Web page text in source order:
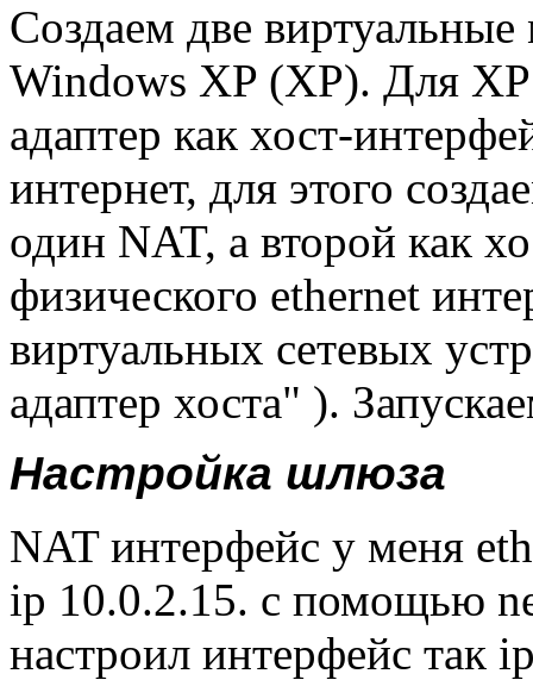
Создаем две
Windows XP (XP). Для
адаптер как хост-
интернет, для этого
один NAT, а второй как
физического ethernet
виртуальных сетевых
адаптер хоста" ).
Настройка шлюза
NAT интерфейс у меня
ip 10.0.2.15. с помощью
настроил интерфейс так